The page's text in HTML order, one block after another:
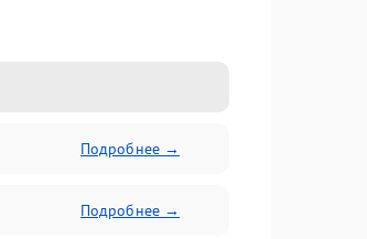
Подробнее →
Подробнее →